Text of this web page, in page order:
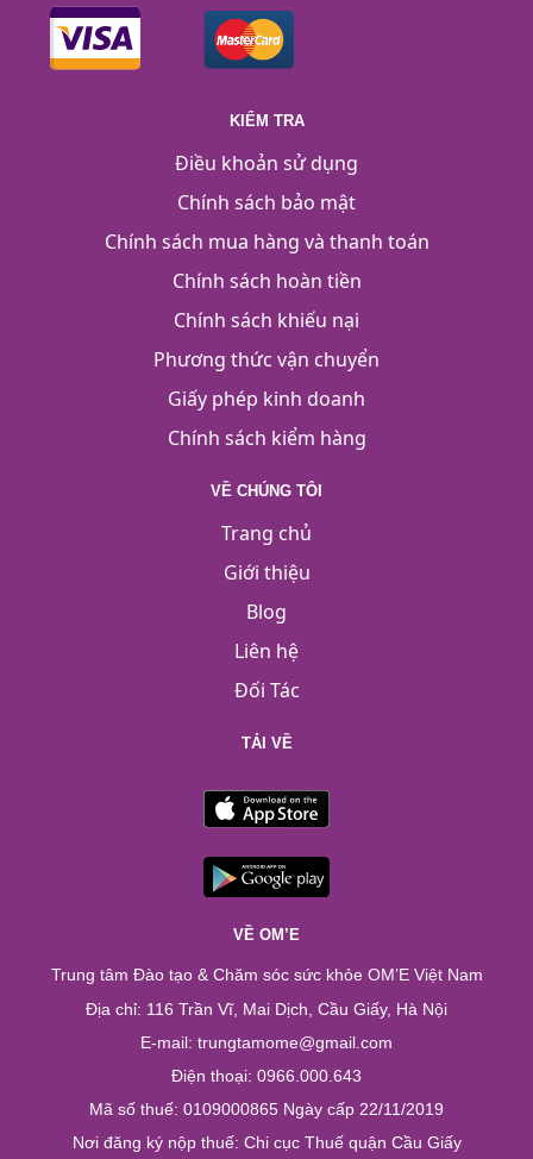
KIỂM TRA
Điều khoản sử dụng
Chính sách bảo mật
Chính sách mua hàng và thanh toán
Chính sách hoàn tiền
Chính sách khiếu nại
Phương thức vận chuyển
Giấy phép kinh doanh
Chính sách kiểm hàng
VỀ CHÚNG TÔI
Trang chủ
Giới thiệu
Blog
Liên hệ
Đối Tác
TẢI VỀ
VỀ OM’E
Trung tâm Đào tạo & Chăm sóc sức khỏe OM’E Việt Nam
Địa chỉ: 116 Trần Vĩ, Mai Dịch, Cầu Giấy, Hà Nội
E-mail: trungtamome@gmail.com
Điện thoại: 0966.000.643
Mã số thuế: 0109000865 Ngày cấp 22/11/2019
Nơi đăng ký nộp thuế: Chi cục Thuế quận Cầu Giấy